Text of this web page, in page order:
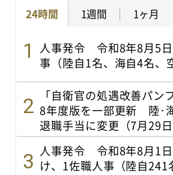
24時間 1週間 1ヶ月
人事発令 令和8年8月5
事（陸自1名、海自4名、
「自衛官の処遇改善パン
8年度版を一部更新 陸･
退職手当に変更（7月29日
人事発令 令和8年8月1
け、1佐職人事（陸自241